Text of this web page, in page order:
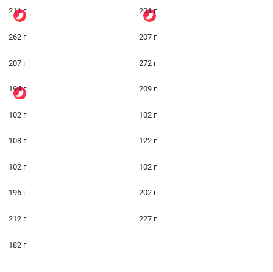
211 г 201 г
262 г 207 г
207 г 272 г
194 г 209 г
102 г 102 г
108 г 122 г
102 г 102 г
196 г 202 г
212 г 227 г
182 г